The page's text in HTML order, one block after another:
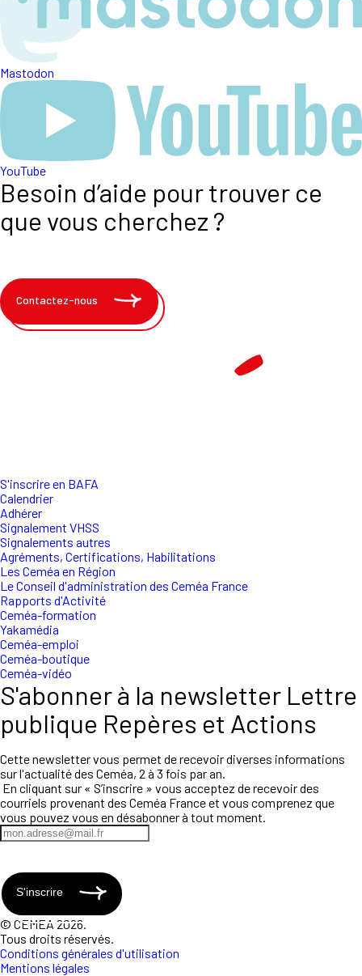
Mastodon
YouTube
Besoin d’aide pour trouver ce
que vous cherchez ?
Contactez-nous
S'inscrire en BAFA
Calendrier
Adhérer
Signalement VHSS
Signalements autres
Agréments, Certifications, Habilitations
Les Ceméa en Région
Le Conseil d'administration des Ceméa France
Rapports d'Activité
Ceméa-formation
Yakamédia
Ceméa-emploi
Ceméa-boutique
Ceméa-vidéo
S'abonner à la newsletter Lettre
publique Repères et Actions
Cette newsletter vous permet de recevoir diverses informations
sur l'actualité des Ceméa, 2 à 3 fois par an.
En cliquant sur « S’inscrire » vous acceptez de recevoir des
courriels provenant des Ceméa France et vous comprenez que
vous pouvez vous en désabonner à tout moment.
S'inscrire
© CEMEA 2026.
Tous droits réservés.
Conditions générales d'utilisation
Mentions légales